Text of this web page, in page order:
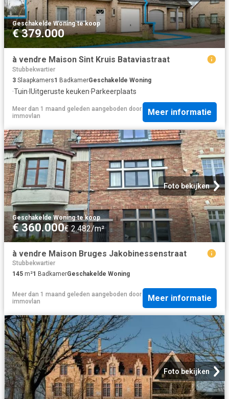
Geschakelde Woning·te koop
€ 379.000
à vendre Maison Sint Kruis Bataviastraat
Stubbekwartier
3 Slaapkamers1 BadkamerGeschakelde Woning
·Tuin· IUitgeruste keuken·Parkeerplaats
Meer dan 1 maand geleden aangeboden door
immovlan
Meer informatie
Foto bekijken
Geschakelde Woning·te koop
€ 360.000€ 2.482/m²
à vendre Maison Bruges Jakobinessenstraat
Stubbekwartier
145 m²1 BadkamerGeschakelde Woning
Meer dan 1 maand geleden aangeboden door
immovlan
Meer informatie
Foto bekijken